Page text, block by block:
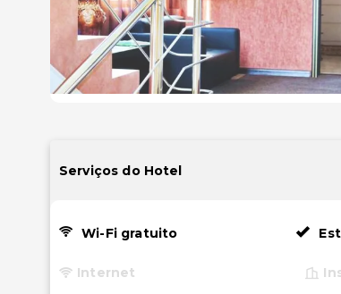
Serviços do Hotel
Wi-Fi gratuito
Internet